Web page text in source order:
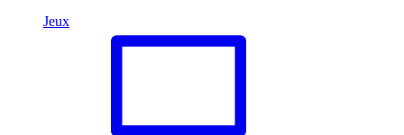
Jeux